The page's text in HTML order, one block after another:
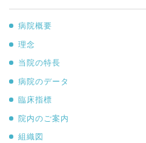
病院概要
理念
当院の特長
病院のデータ
臨床指標
院内のご案内
組織図